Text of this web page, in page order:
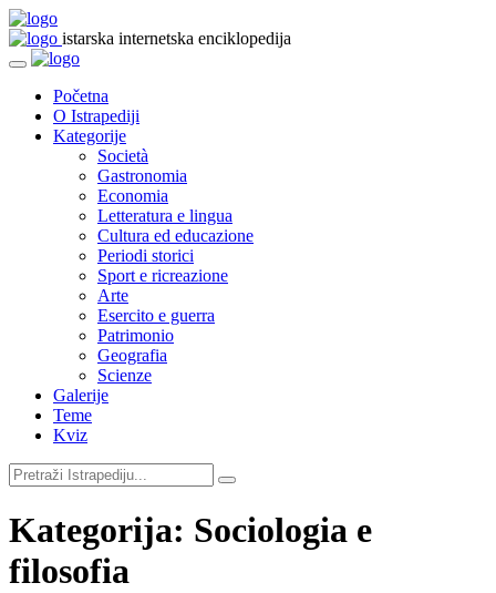
istarska internetska enciklopedija
Početna
O Istrapediji
Kategorije
Società
Gastronomia
Economia
Letteratura e lingua
Cultura ed educazione
Periodi storici
Sport e ricreazione
Arte
Esercito e guerra
Patrimonio
Geografia
Scienze
Galerije
Teme
Kviz
Kategorija: Sociologia e
filosofia